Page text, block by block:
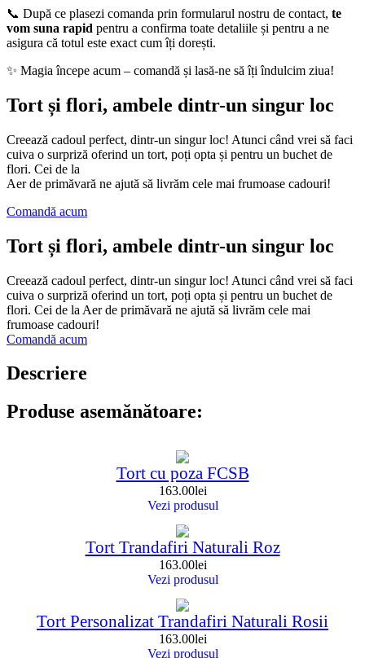
📞 După ce plasezi comanda prin formularul nostru de contact, te
vom suna rapid pentru a confirma toate detaliile și pentru a ne
asigura că totul este exact cum îți dorești.
✨ Magia începe acum – comandă și lasă-ne să îți îndulcim ziua!
Tort și flori, ambele dintr-un singur loc
Creează cadoul perfect, dintr-un singur loc! Atunci când vrei să faci
cuiva o surpriză oferind un tort, poți opta și pentru un buchet de
flori. Cei de la
Aer de primăvară ne ajută să livrăm cele mai frumoase cadouri!
Comandă acum
Tort și flori, ambele dintr-un singur loc
Creează cadoul perfect, dintr-un singur loc! Atunci când vrei să faci
cuiva o surpriză oferind un tort, poți opta și pentru un buchet de
flori. Cei de la Aer de primăvară ne ajută să livrăm cele mai
frumoase cadouri!
Comandă acum
Descriere
Produse asemănătoare:
Tort cu poza FCSB
163.00lei
Vezi produsul
Tort Trandafiri Naturali Roz
163.00lei
Vezi produsul
Tort Personalizat Trandafiri Naturali Rosii
163.00lei
Vezi produsul